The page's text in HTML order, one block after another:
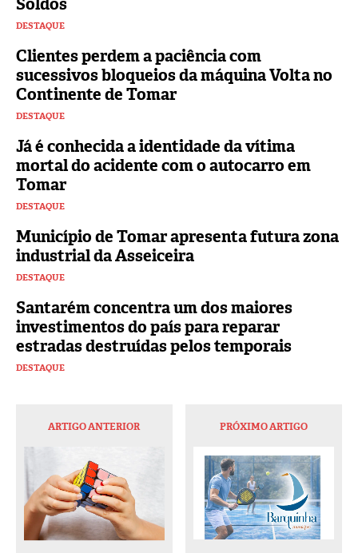
DESTAQUE
Clientes perdem a paciência com
sucessivos bloqueios da máquina Volta no
Continente de Tomar
DESTAQUE
Já é conhecida a identidade da vítima
mortal do acidente com o autocarro em
Tomar
DESTAQUE
Município de Tomar apresenta futura zona
industrial da Asseiceira
DESTAQUE
Santarém concentra um dos maiores
investimentos do país para reparar
estradas destruídas pelos temporais
DESTAQUE
ARTIGO ANTERIOR PRÓXIMO ARTIGO